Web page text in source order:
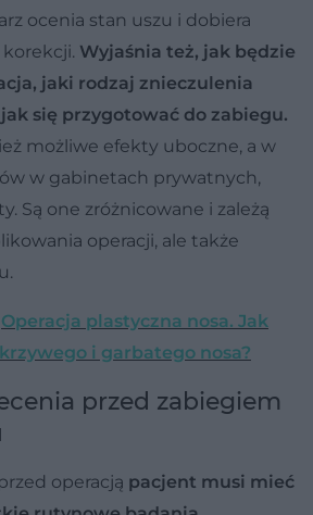
ocenia stan uszu i dobiera
Wyjaśnia też, jak będzie
jaki rodzaj znieczulenia
się przygotować do zabiegu.
możliwe efekty uboczne, a w
w gabinetach prywatnych,
Są one zróżnicowane i zależą
operacji, ale także
Operacja plastyczna nosa. Jak
i garbatego nosa?
przed zabiegiem
operacją pacjent musi mieć